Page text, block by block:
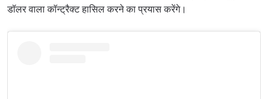
डॉलर वाला कॉन्ट्रैक्ट हासिल करने का प्रयास करेंगे।